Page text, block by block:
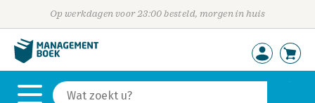
Op werkdagen voor 23:00 besteld, morgen in huis